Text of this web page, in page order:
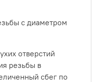
с диаметром
отверстий
резьбы в
сбег по